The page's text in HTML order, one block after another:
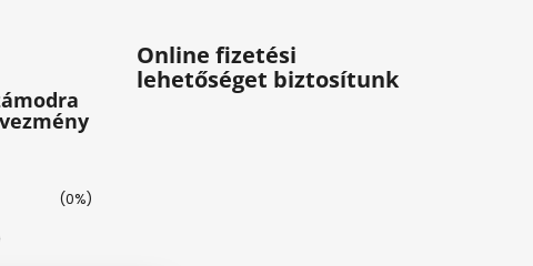
(0%)
Online fizetési
lehetőséget biztosítunk